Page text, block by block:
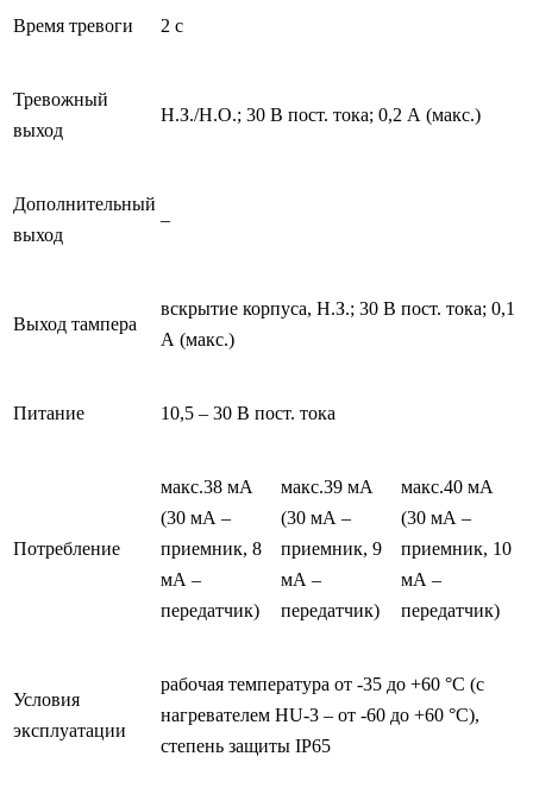
Время тревоги 2 с
Тревожный
выход
Н.З./Н.О.; 30 В пост. тока; 0,2 А (макс.)
Дополнительный
выход
–
Выход тампера
вскрытие корпуса, Н.З.; 30 В пост. тока; 0,1
А (макс.)
Питание 10,5 – 30 В пост. тока
Потребление
макс.38 мА
(30 мА –
приемник, 8
мА –
передатчик)
макс.39 мА
(30 мА –
приемник, 9
мА –
передатчик)
макс.40 мА
(30 мА –
приемник, 10
мА –
передатчик)
Условия
эксплуатации
рабочая температура от -35 до +60 °С (с
нагревателем HU-3 – от -60 до +60 °С),
степень защиты IP65